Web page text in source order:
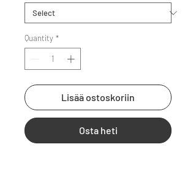
Quantity *
Lisää ostoskoriin
Osta heti